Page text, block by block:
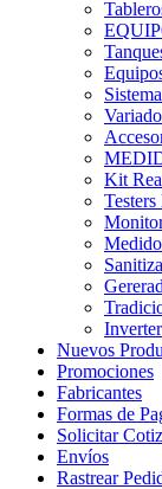
Kit
Inverter
Nuevos
Promociones
Fabricantes
Formas de
Solicitar
Envíos
Rastrear